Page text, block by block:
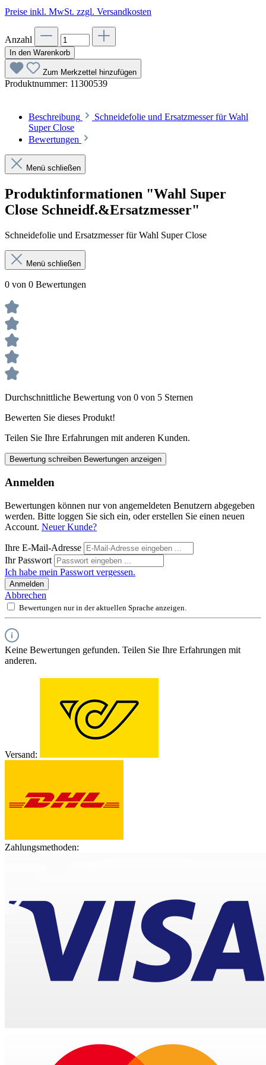
Preise inkl. MwSt. zzgl. Versandkosten
Anzahl
In den Warenkorb
Zum Merkzettel hinzufügen
Produktnummer: 11300539
Beschreibung
Schneidefolie und Ersatzmesser für Wahl
Super Close
Bewertungen
Menü schließen
Produktinformationen "Wahl Super
Close Schneidf.&Ersatzmesser"
Schneidefolie und Ersatzmesser für Wahl Super Close
Menü schließen
0 von 0 Bewertungen
Durchschnittliche Bewertung von 0 von 5 Sternen
Bewerten Sie dieses Produkt!
Teilen Sie Ihre Erfahrungen mit anderen Kunden.
Bewertung schreiben Bewertungen anzeigen
Anmelden
Bewertungen können nur von angemeldeten Benutzern abgegeben
werden. Bitte loggen Sie sich ein, oder erstellen Sie einen neuen
Account. Neuer Kunde?
Ihre E-Mail-Adresse
Ihr Passwort
Ich habe mein Passwort vergessen.
Anmelden
Abbrechen
Bewertungen nur in der aktuellen Sprache anzeigen.
Keine Bewertungen gefunden. Teilen Sie Ihre Erfahrungen mit
anderen.
Versand:
Zahlungsmethoden: